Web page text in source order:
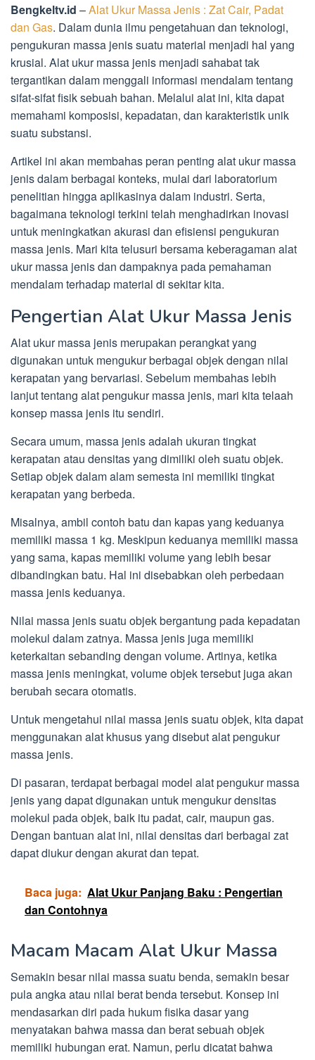
Bengkeltv.id –Alat Ukur Massa Jenis : Zat Cair, Padat
dan Gas. Dalam dunia ilmu pengetahuan dan teknologi,
pengukuran massa jenis suatu material menjadi hal yang
krusial. Alat ukur massa jenis menjadi sahabat tak
tergantikan dalam menggali informasi mendalam tentang
sifat-sifat fisik sebuah bahan. Melalui alat ini, kita dapat
memahami komposisi, kepadatan, dan karakteristik unik
suatu substansi.
Artikel ini akan membahas peran penting alat ukur massa
jenis dalam berbagai konteks, mulai dari laboratorium
penelitian hingga aplikasinya dalam industri. Serta,
bagaimana teknologi terkini telah menghadirkan inovasi
untuk meningkatkan akurasi dan efisiensi pengukuran
massa jenis. Mari kita telusuri bersama keberagaman alat
ukur massa jenis dan dampaknya pada pemahaman
mendalam terhadap material di sekitar kita.
Pengertian Alat Ukur Massa Jenis
Alat ukur massa jenis merupakan perangkat yang
digunakan untuk mengukur berbagai objek dengan nilai
kerapatan yang bervariasi. Sebelum membahas lebih
lanjut tentang alat pengukur massa jenis, mari kita telaah
konsep massa jenis itu sendiri.
Secara umum, massa jenis adalah ukuran tingkat
kerapatan atau densitas yang dimiliki oleh suatu objek.
Setiap objek dalam alam semesta ini memiliki tingkat
kerapatan yang berbeda.
Misalnya, ambil contoh batu dan kapas yang keduanya
memiliki massa 1 kg. Meskipun keduanya memiliki massa
yang sama, kapas memiliki volume yang lebih besar
dibandingkan batu. Hal ini disebabkan oleh perbedaan
massa jenis keduanya.
Nilai massa jenis suatu objek bergantung pada kepadatan
molekul dalam zatnya. Massa jenis juga memiliki
keterkaitan sebanding dengan volume. Artinya, ketika
massa jenis meningkat, volume objek tersebut juga akan
berubah secara otomatis.
Untuk mengetahui nilai massa jenis suatu objek, kita dapat
menggunakan alat khusus yang disebut alat pengukur
massa jenis.
Di pasaran, terdapat berbagai model alat pengukur massa
jenis yang dapat digunakan untuk mengukur densitas
molekul pada objek, baik itu padat, cair, maupun gas.
Dengan bantuan alat ini, nilai densitas dari berbagai zat
dapat diukur dengan akurat dan tepat.
Baca juga: Alat Ukur Panjang Baku : Pengertian
dan Contohnya
Macam Macam Alat Ukur Massa
Semakin besar nilai massa suatu benda, semakin besar
pula angka atau nilai berat benda tersebut. Konsep ini
mendasarkan diri pada hukum fisika dasar yang
menyatakan bahwa massa dan berat sebuah objek
memiliki hubungan erat. Namun, perlu dicatat bahwa